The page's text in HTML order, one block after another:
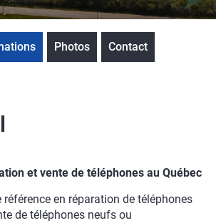
Photos Contact
et vente de téléphones au Québec
référence en réparation de téléphones
de téléphones neufs ou